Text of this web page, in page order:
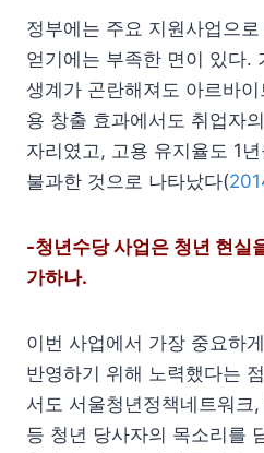
정부에는 주요 지원사업으
얻기에는 부족한 면이 있다.
생계가 곤란해져도 아르바
용 창출 효과에서도 취업자
자리였고, 고용 유지율도 1
불과한 것으로 나타났다(
-청년수당 사업은 청년 현실
가하나.
이번 사업에서 가장 중요하
반영하기 위해 노력했다는
서도 서울청년정책네트워크
등 청년 당사자의 목소리를